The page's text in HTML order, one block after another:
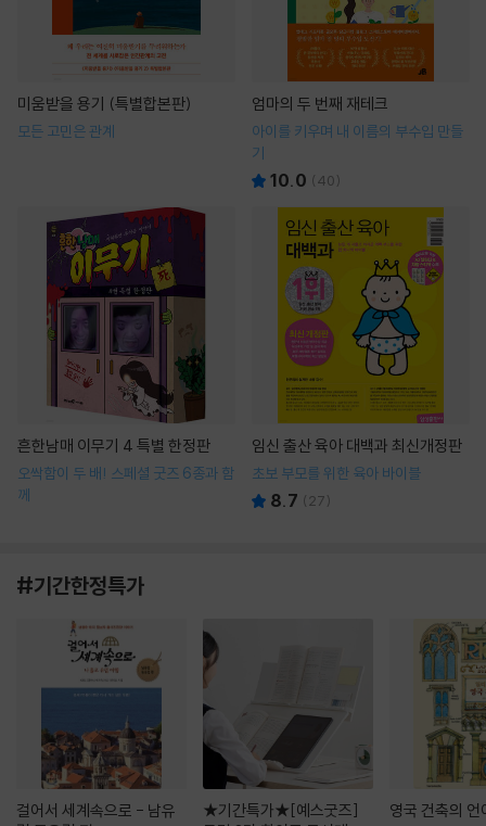
미움받을 용기 (특별합본판)
모든 고민은 관계
엄마의 두 번째 재테크
아이를 키우며 내 이름의 부수입 만들
기
10.0 (40)
흔한남매 이무기 4 특별 한정판
오싹함이 두 배! 스페셜 굿즈 6종과 함
께
임신 출산 육아 대백과 최신개정판
초보 부모를 위한 육아 바이블
8.7 ( 27)
#기간한정특가
걸어서 세계속으로 - 남유
★기간특가★[예스굿즈]
영국 건축의 언